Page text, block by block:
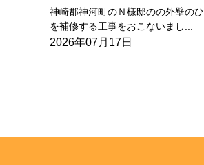
神崎郡神河町のＮ様邸のの外壁の
を補修する工事をおこないまし...
2026年07月17日